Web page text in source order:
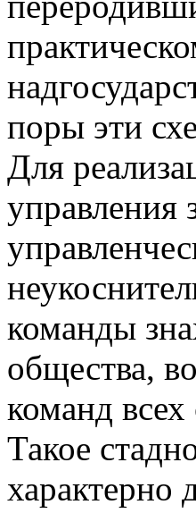
поры эти
Для
управления
команды
общества,
команд
Такое
характерно